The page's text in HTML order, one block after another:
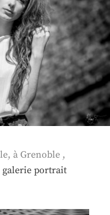
à Grenoble ,
galerie portrait